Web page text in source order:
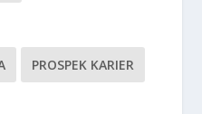
PROSPEK KARIER